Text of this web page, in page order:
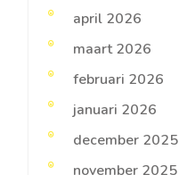
april 2026
maart 2026
februari 2026
januari 2026
december 2025
november 2025